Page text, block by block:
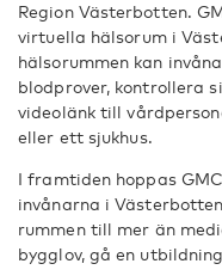
Region Västerbotten.
virtuella hälsorum i
hälsorummen kan
blodprover, kontrollera
videolänk till
eller ett sjukhus.
I framtiden hoppas
invånarna i
rummen till mer än
bygglov, gå en